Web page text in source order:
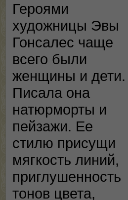
Героями
художницы Эвы
Гонсалес чаще
всего были
женщины и дети.
Писала она
натюрморты и
пейзажи. Ее
стилю присущи
мягкость линий,
приглушенность
тонов цвета,